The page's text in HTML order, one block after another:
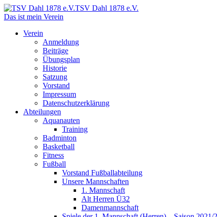
TSV Dahl 1878 e.V.
Das ist mein Verein
Verein
Anmeldung
Beiträge
Übungsplan
Historie
Satzung
Vorstand
Impressum
Datenschutzerklärung
Abteilungen
Aquanauten
Training
Badminton
Basketball
Fitness
Fußball
Vorstand Fußballabteilung
Unsere Mannschaften
1. Mannschaft
Alt Herren Ü32
Damenmannschaft